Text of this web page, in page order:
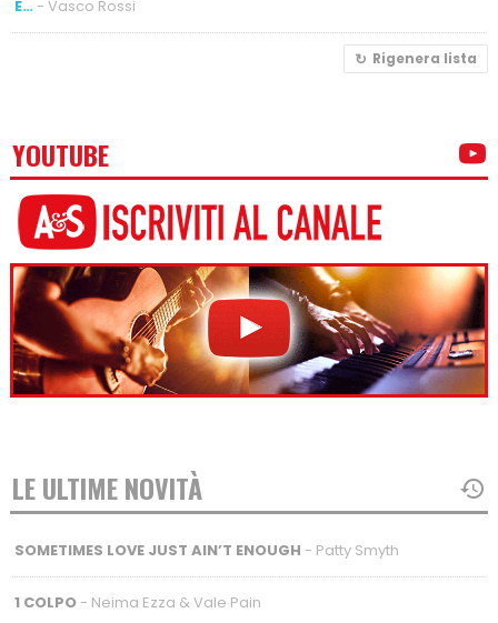
E…- Vasco Rossi
Rigenera lista
YOUTUBE
LE ULTIME NOVITÀ
SOMETIMES LOVE JUST AIN’T ENOUGH - Patty Smyth
1 COLPO- Neima Ezza & Vale Pain